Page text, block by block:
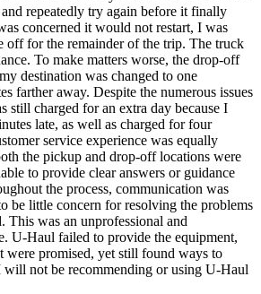
repeatedly try again before it finally
concerned it would not restart, I was
off for the remainder of the trip. The truck
To make matters worse, the drop-off
destination was changed to one
farther away. Despite the numerous issues
still charged for an extra day because I
late, as well as charged for four
service experience was equally
the pickup and drop-off locations were
to provide clear answers or guidance
the process, communication was
be little concern for resolving the problems
This was an unprofessional and
U-Haul failed to provide the equipment,
were promised, yet still found ways to
will not be recommending or using U-Haul